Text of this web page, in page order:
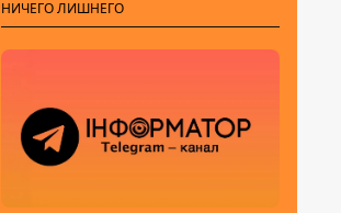
НИЧЕГО ЛИШНЕГО